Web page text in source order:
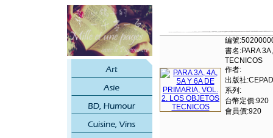
編號
書名:PARA
TECNICOS
作者:
出版社
系列:
台幣定價:920
會員價:920